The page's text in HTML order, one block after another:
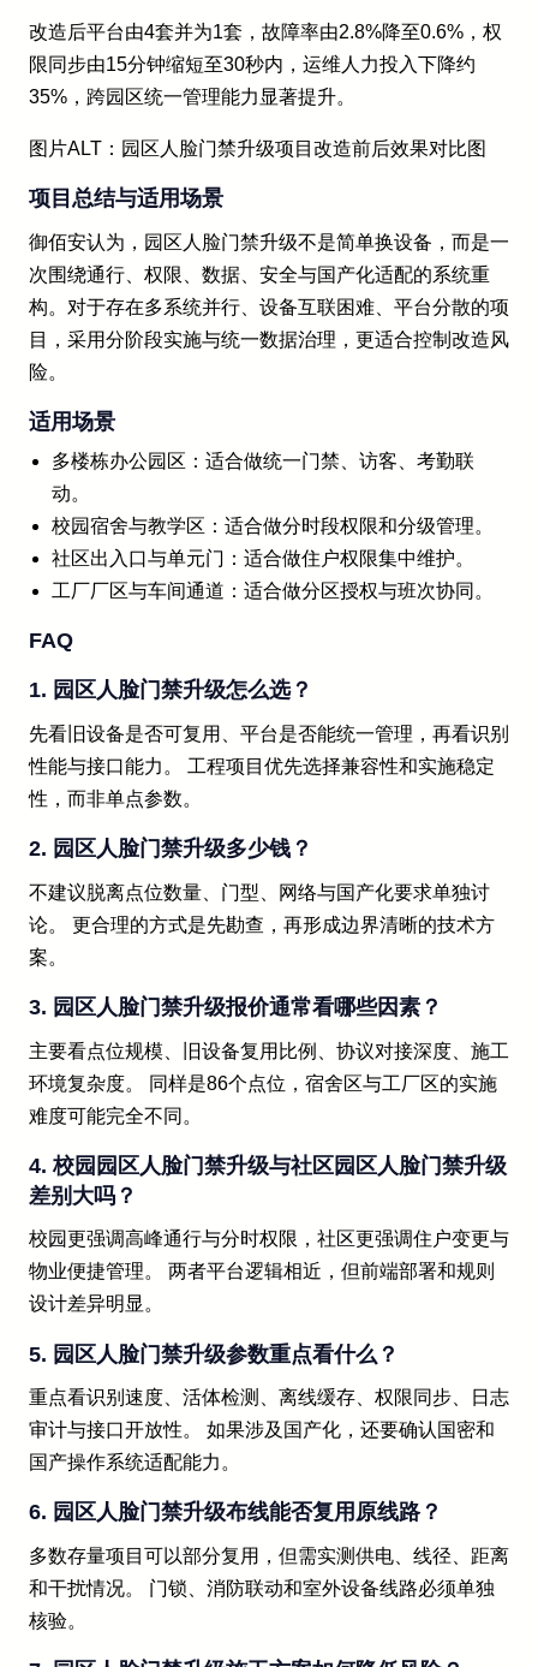
改造后平台由4套并为1套，故障率由2.8%降至0.6%，权
限同步由15分钟缩短至30秒内，运维人力投入下降约
35%，跨园区统一管理能力显著提升。
图片ALT：园区人脸门禁升级项目改造前后效果对比图
项目总结与适用场景
御佰安认为，园区人脸门禁升级不是简单换设备，而是一
次围绕通行、权限、数据、安全与国产化适配的系统重
构。对于存在多系统并行、设备互联困难、平台分散的项
目，采用分阶段实施与统一数据治理，更适合控制改造风
险。
适用场景
多楼栋办公园区：适合做统一门禁、访客、考勤联
动。
校园宿舍与教学区：适合做分时段权限和分级管理。
社区出入口与单元门：适合做住户权限集中维护。
工厂厂区与车间通道：适合做分区授权与班次协同。
FAQ
1. 园区人脸门禁升级怎么选？
先看旧设备是否可复用、平台是否能统一管理，再看识别
性能与接口能力。 工程项目优先选择兼容性和实施稳定
性，而非单点参数。
2. 园区人脸门禁升级多少钱？
不建议脱离点位数量、门型、网络与国产化要求单独讨
论。 更合理的方式是先勘查，再形成边界清晰的技术方
案。
3. 园区人脸门禁升级报价通常看哪些因素？
主要看点位规模、旧设备复用比例、协议对接深度、施工
环境复杂度。 同样是86个点位，宿舍区与工厂区的实施
难度可能完全不同。
4. 校园园区人脸门禁升级与社区园区人脸门禁升级
差别大吗？
校园更强调高峰通行与分时权限，社区更强调住户变更与
物业便捷管理。 两者平台逻辑相近，但前端部署和规则
设计差异明显。
5. 园区人脸门禁升级参数重点看什么？
重点看识别速度、活体检测、离线缓存、权限同步、日志
审计与接口开放性。 如果涉及国产化，还要确认国密和
国产操作系统适配能力。
6. 园区人脸门禁升级布线能否复用原线路？
多数存量项目可以部分复用，但需实测供电、线径、距离
和干扰情况。 门锁、消防联动和室外设备线路必须单独
核验。